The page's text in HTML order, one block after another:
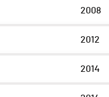
2008
2012
2014